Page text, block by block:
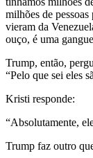
milhões de
vieram da
ouço, é uma
Trump, então,
“Pelo que sei eles
Kristi responde:
“Absolutamente,
Trump faz outro